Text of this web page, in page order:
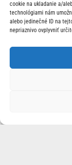
cookie na ukladanie a/
technológiami nám
alebo jedinečné ID na
nepriaznivo ovplyvniť
foto: © Javier Jimenez /